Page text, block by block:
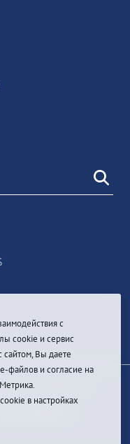
ссылка на
с
cookie и сервис
Вы даете
файлов и согласие на
в настройках